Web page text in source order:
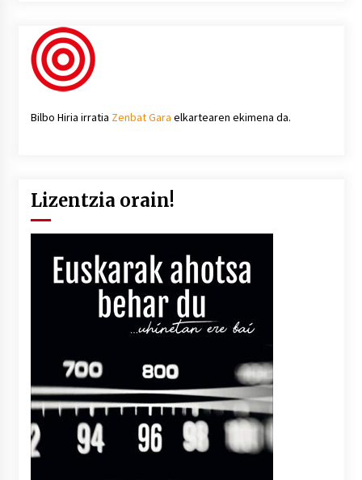
Bilbo Hiria irratia Zenbat Gara elkartearen ekimena da.
Lizentzia orain!